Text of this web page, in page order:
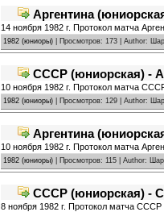
Аргентина
14 ноября 1982 г. Протокол матча
1982 (юниоры) | Просмотров: 173 | Author:
СССР (юниорская) -
10 ноября 1982 г. Протокол матча
1982 (юниоры) | Просмотров: 129 | Author:
Аргентина
10 ноября 1982 г. Протокол матча
1982 (юниоры) | Просмотров: 115 | Author:
СССР (юниорская) -
8 ноября 1982 г. Протокол матча